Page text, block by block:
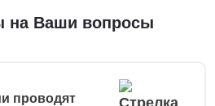
на Ваши вопросы
проводят